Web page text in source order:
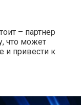
– партнер
что может
и привести к